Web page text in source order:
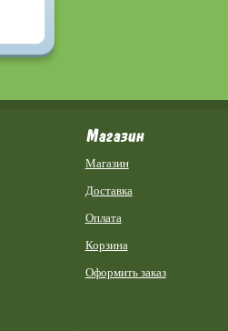
Магазин
Магазин
Доставка
Оплата
Корзина
Оформить заказ